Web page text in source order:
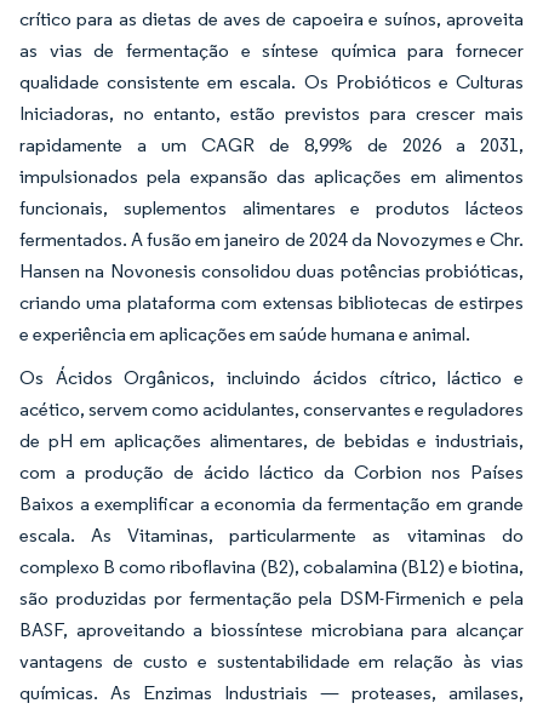
crítico para as dietas de aves de capoeira e suínos, aproveita
as vias de fermentação e síntese química para fornecer
qualidade consistente em escala. Os Probióticos e Culturas
Iniciadoras, no entanto, estão previstos para crescer mais
rapidamente a um CAGR de 8,99% de 2026 a 2031,
impulsionados pela expansão das aplicações em alimentos
funcionais, suplementos alimentares e produtos lácteos
fermentados. A fusão em janeiro de 2024 da Novozymes e Chr.
Hansen na Novonesis consolidou duas potências probióticas,
criando uma plataforma com extensas bibliotecas de estirpes
e experiência em aplicações em saúde humana e animal.
Os Ácidos Orgânicos, incluindo ácidos cítrico, láctico e
acético, servem como acidulantes, conservantes e reguladores
de pH em aplicações alimentares, de bebidas e industriais,
com a produção de ácido láctico da Corbion nos Países
Baixos a exemplificar a economia da fermentação em grande
escala. As Vitaminas, particularmente as vitaminas do
complexo B como riboflavina (B2), cobalamina (B12) e biotina,
são produzidas por fermentação pela DSM-Firmenich e pela
BASF, aproveitando a biossíntese microbiana para alcançar
vantagens de custo e sustentabilidade em relação às vias
químicas. As Enzimas Industriais — proteases, amilases,